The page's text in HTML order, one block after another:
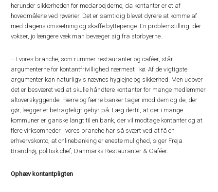
herunder sikkerheden for medarbejderne, da kontanter er et af
hovedmålene ved røverier. Det er samtidig blevet dyrere at komme af
med dagens omsætning og skaffe byttepenge. En problemstilling, der
vokser, jo længere væk man bevæger sig fra storbyerne.
– I vores branche, som rummer restauranter og caféer, står
argumenterne for kontantfrivillighed nærmest i kø. Af de vigtigste
argumenter kan naturligvis nævnes hygiejne og sikkerhed. Men udover
det er besværet ved at skulle håndtere kontanter for mange medlemmer
altoverskyggende. Færre og færre banker tager imod dem og de, der
gør, lægger et betragteligt gebyr på. Læg dertil, at der i mange
kommuner er ganske langt til en bank, der vil modtage kontanter og at
flere virksomheder i vores branche har så svært ved at få en
erhvervskonto, at onlinebanking er eneste mulighed, siger Freja
Brandhøj, politisk chef, Danmarks Restauranter & Caféer.
Ophæv kontantpligten